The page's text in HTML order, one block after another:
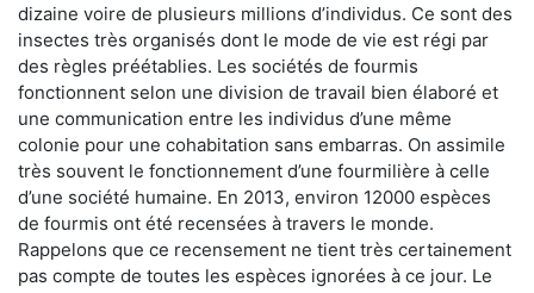
dizaine voire de plusieurs millions d’individus. Ce sont des
insectes très organisés dont le mode de vie est régi par
des règles préétablies. Les sociétés de fourmis
fonctionnent selon une division de travail bien élaboré et
une communication entre les individus d’une même
colonie pour une cohabitation sans embarras. On assimile
très souvent le fonctionnement d’une fourmilière à celle
d’une société humaine. En 2013, environ 12000 espèces
de fourmis ont été recensées à travers le monde.
Rappelons que ce recensement ne tient très certainement
pas compte de toutes les espèces ignorées à ce jour. Le